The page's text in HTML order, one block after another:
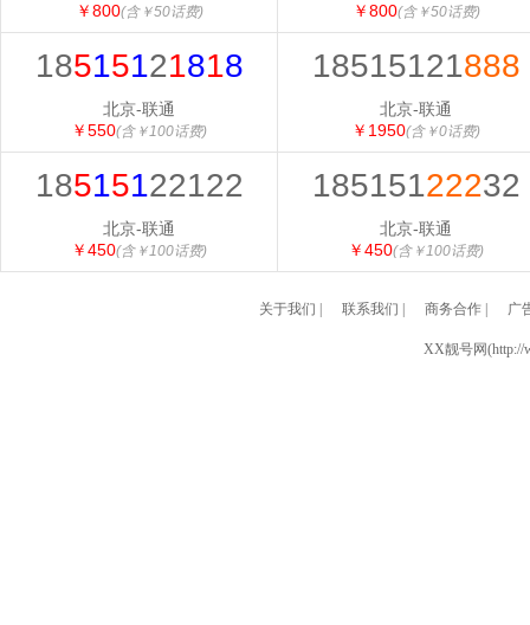
￥800(含￥50话费)
￥800(含￥50话费)
18515121818
北京-联通
￥550(含￥100话费)
18515121888
北京-联通
￥1950(含￥0话费)
18515122122
北京-联通
￥450(含￥100话费)
18515122232
北京-联通
￥450(含￥100话费)
关于我们 联系我们 商务合作| 广
XX靓号网(http://